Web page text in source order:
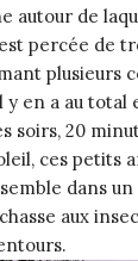
autour de
percée de
plusieurs
y en a au total
soirs, 20
ces petits
dans un
aux